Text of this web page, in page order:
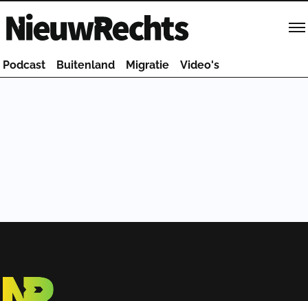
Homepage van NieuwRechts
Podcast Buitenland Migratie Video's